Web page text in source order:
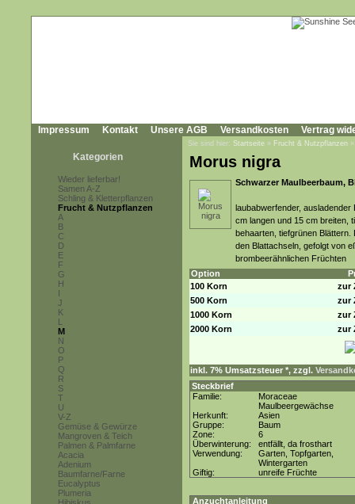
Impressum Kontakt Unsere AGB Versandkosten Vertrag
Kategorien
Wieder lieferbar!
Samen A-Z
Schling & Kletterpflanzen
Frucht & Nutzpflanzen
A
B
C
D
E
F
G
H
I
J
K
L
M
N
O
P
Q
R
S
T
U
V-Z
Gemüse & Gewürze
Mangroven & Teich
Palmen & Palmfarne
Acacia
Adenium
Baumfarne/Farne
Eucalyptus
Plumeria
Sie sind hier: Startseite » Frucht & Nutzpflanzen
Morus nigra
Schwarzer Maulbeerbaum,
laubabwerfender,
cm langen und 15 cm breiten,
behaarten, tiefgrünen
den Blattachseln, gefolgt von
brombeerähnlichen Früchten
Option
100 Korn
zur
500 Korn
zur
1000 Korn
zur
2000 Korn
zur
inkl. 7% Umsatzsteuer *, zzgl.
Steckbrief
Familie:
Moraceae
Maulbeergewächse
Herkunft:
Asien
Gruppe:
Baum
Zone:
6
Überwinterung:
entfällt, da frosthart
Verwendung:
Garten, Topfgarten,
Wintergarten
Giftig:
unreife Früchte
Anzuchtanleitung